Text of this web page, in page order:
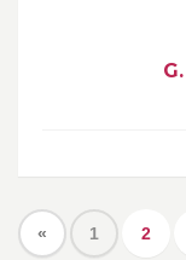
« 1 2